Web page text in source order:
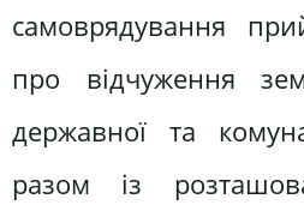
самоврядування
про відчуження
державної та
разом із